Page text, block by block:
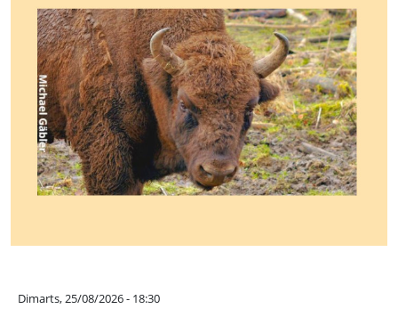
Dimarts, 25/08/2026 - 18:30